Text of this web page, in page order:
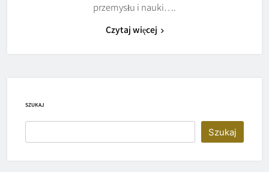
przemysłu i nauki….
Czytaj więcej
SZUKAJ
Szukaj